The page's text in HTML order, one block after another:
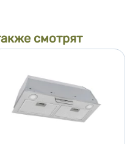
смотрят